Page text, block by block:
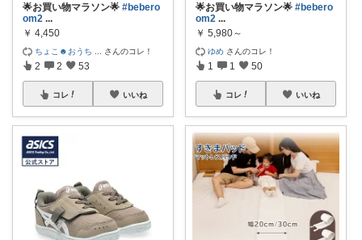
🌟お買い物マラソン🌟 #bebero
om2 ...
￥ 4,450
ちょこ☻おうち さんのコレ！
2 2 53
コレ いいね
🌟お買い物マラソン🌟 #bebero
om2 ...
￥ 5,980～
ゆめ さんのコレ！
1 1 50
コレ いいね